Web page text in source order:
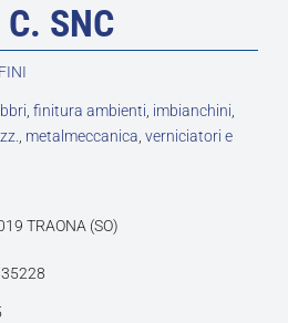
C. SNC
, finitura ambienti, imbianchini,
, metalmeccanica, verniciatori e
TRAONA (SO)